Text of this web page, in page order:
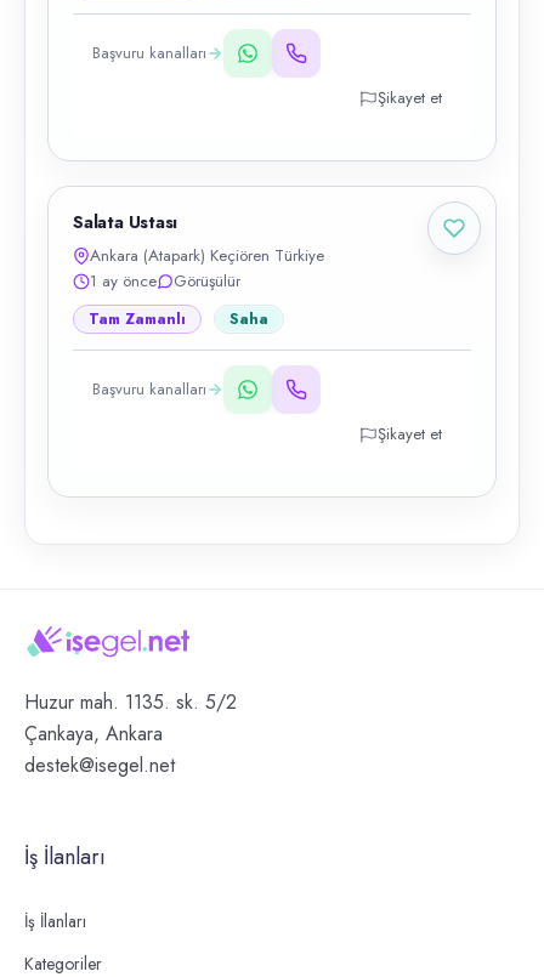
Başvuru kanalları
Şikayet et
Salata Ustası
Ankara (Atapark) Keçiören Türkiye
1 ay önce
Görüşülür
Tam Zamanlı Saha
Başvuru kanalları
Şikayet et
Huzur mah. 1135. sk. 5/2
Çankaya, Ankara
destek@isegel.net
İş İlanları
İş İlanları
Kategoriler